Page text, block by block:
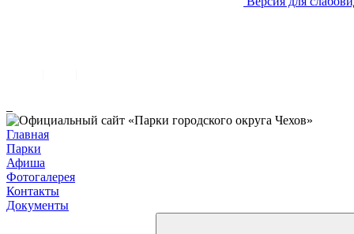
Главная
Парки
Афиша
Фотогалерея
Контакты
Документы